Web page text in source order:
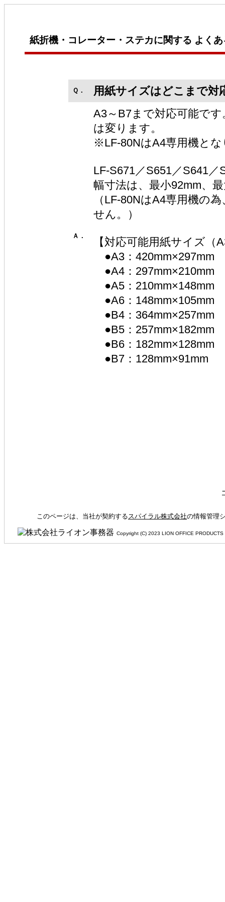
紙折機・コレーター・ステカに関する よく
Ｑ． 用紙サイズはどこまで対
Ａ．
A3～B7まで対応可能で
は変ります。
※LF-80NはA4専用機と
LF-S671／S651／S641
幅寸法は、最小92mm、
（LF-80NはA4専用機の
せん。）
【対応可能用紙サイズ（
●A3：420mm×297mm
●A4：297mm×210mm
●A5：210mm×148mm
●A6：148mm×105mm
●B4：364mm×257mm
●B5：257mm×182mm
●B6：182mm×128mm
●B7：128mm×91mm
このページは、当社が契約するスパイラル株式会社の情報管理
Copyright (C) 2023 LION OFFICE